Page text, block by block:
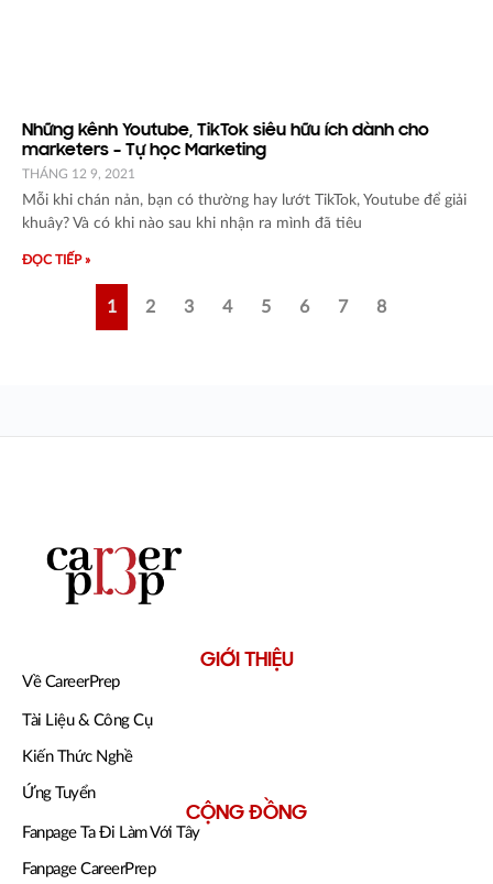
Những kênh Youtube, TikTok siêu hữu ích dành cho
marketers – Tự học Marketing
THÁNG 12 9, 2021
Mỗi khi chán nản, bạn có thường hay lướt TikTok, Youtube để giải
khuây? Và có khi nào sau khi nhận ra mình đã tiêu
ĐỌC TIẾP »
1 2 3 4 5 6 7 8
GIỚI THIỆU
Về CareerPrep
Tài Liệu & Công Cụ
Kiến Thức Nghề
Ứng Tuyển
CỘNG ĐỒNG
Fanpage Ta Đi Làm Với Tây
Fanpage CareerPrep